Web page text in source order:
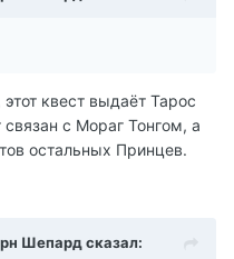
квест выдаёт Тарос
с Мораг Тонгом, а
остальных Принцев.
Шепард сказал: